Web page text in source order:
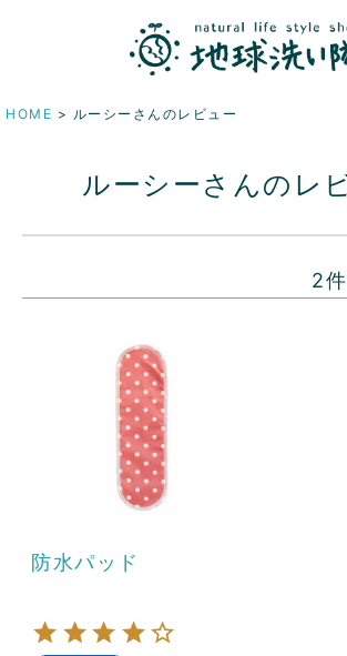
HOME ルーシーさんのレビュー
ルーシーさんのレ
2
防水パッド